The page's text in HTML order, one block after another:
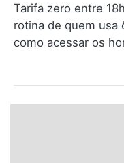
Rio Grande do
Centro-Oeste
Tarifa zero entre
rotina de quem usa
como acessar os